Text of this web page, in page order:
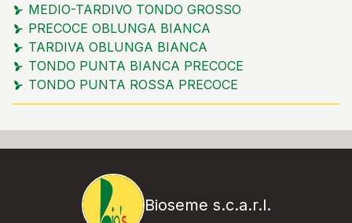
MEDIO-TARDIVO TONDO GROSSO
PRECOCE OBLUNGA BIANCA
TARDIVA OBLUNGA BIANCA
TONDO PUNTA BIANCA PRECOCE
TONDO PUNTA ROSSA PRECOCE
Bioseme s.c.a.r.l.